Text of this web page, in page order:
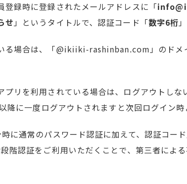
登録時に登録されたメールアドレスに「
せ 」というタイトルで、認証コード「数字6桁
る場合は、「@ikiiki-rashinban.com」のドメ
プリを利用されている場合は、ログアウトし
降に一度ログアウトされますと次回ログイン時
に通常のパスワード認証に加えて、認証コー
階認証をご利用いただくことで、第三者によ